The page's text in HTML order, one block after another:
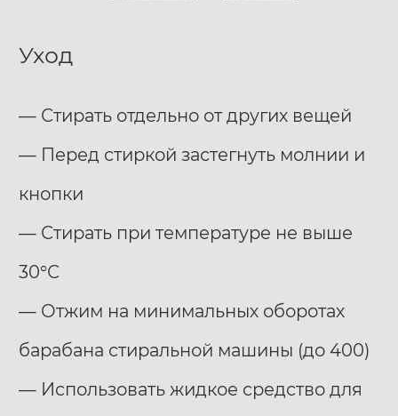
Уход
— Стирать отдельно от других вещей
— Перед стиркой застегнуть молнии и
кнопки
— Стирать при температуре не выше
30°С
— Отжим на минимальных оборотах
барабана стиральной машины (до 400)
— Использовать жидкое средство для